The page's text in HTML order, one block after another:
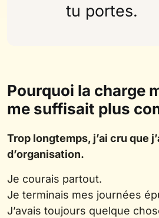
tu portes.
Pourquoi la charge
me suffisait plus
Trop longtemps, j’ai cru que
d’organisation.
Je courais partout.
Je terminais mes journées
J’avais toujours quelque